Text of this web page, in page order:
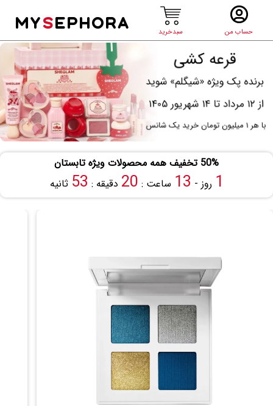
حساب من سبدخرید
MYSEPHORA
50% تخفیف همه محصولات ویژه تابستان
1 روز - 13 ساعت : 20 دقیقه : 52 ثانیه